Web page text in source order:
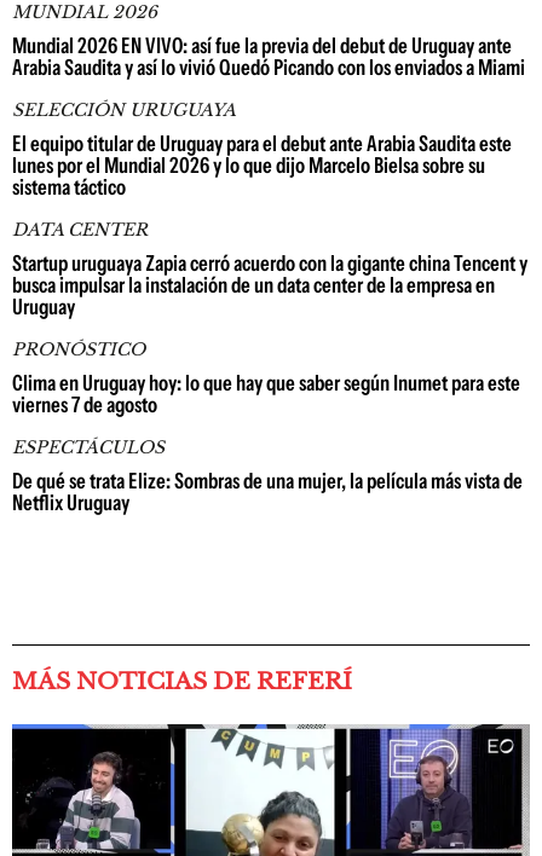
MUNDIAL 2026
Mundial 2026 EN VIVO: así fue la previa del debut de Uruguay ante
Arabia Saudita y así lo vivió Quedó Picando con los enviados a Miami
SELECCIÓN URUGUAYA
El equipo titular de Uruguay para el debut ante Arabia Saudita este
lunes por el Mundial 2026 y lo que dijo Marcelo Bielsa sobre su
sistema táctico
DATA CENTER
Startup uruguaya Zapia cerró acuerdo con la gigante china Tencent y
busca impulsar la instalación de un data center de la empresa en
Uruguay
PRONÓSTICO
Clima en Uruguay hoy: lo que hay que saber según Inumet para este
viernes 7 de agosto
ESPECTÁCULOS
De qué se trata Elize: Sombras de una mujer, la película más vista de
Netflix Uruguay
MÁS NOTICIAS DE REFERÍ